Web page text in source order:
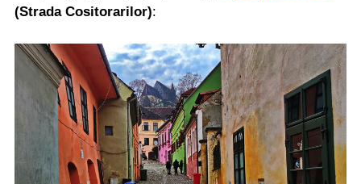
(Strada Cositorarilor):